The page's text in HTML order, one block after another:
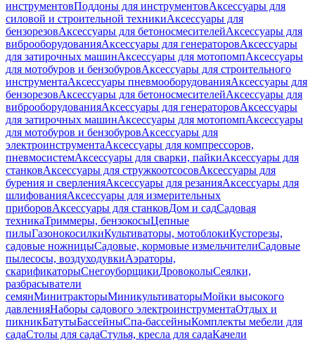
инструментовПоддоны для инструментовАксессуары для
силовой и строительной техникиАксессуары для
бензорезовАксессуары для бетоносмесителейАксессуары для
виброоборудованияАксессуары для генераторовАксессуары
для затирочных машинАксессуары для мотопомпАксессуары
для мотобуров и бензобуровАксессуары для строительного
инструментаАксессуары пневмооборудованияАксессуары для
бензорезовАксессуары для бетоносмесителейАксессуары для
виброоборудованияАксессуары для генераторовАксессуары
для затирочных машинАксессуары для мотопомпАксессуары
для мотобуров и бензобуровАксессуары для
электроинструментаАксессуары для компрессоров,
пневмосистемАксессуары для сварки, пайкиАксессуары для
станковАксессуары для стружкоотсосовАксессуары для
бурения и сверленияАксессуары для резанияАксессуары для
шлифованияАксессуары для измерительных
приборовАксессуары для станковДом и садСадовая
техникаТриммеры, бензокосыЦепные
пилыГазонокосилкиКультиваторы, мотоблокиКусторезы,
садовые ножницыСадовые, кормовые измельчителиСадовые
пылесосы, воздуходувкиАэраторы,
скарификаторыСнегоуборщикиДровоколыСеялки,
разбрасыватели
семянМинитракторыМиникультиваторыМойки высокого
давленияНаборы садового электроинструментаОтдых и
пикникБатутыБассейныСпа-бассейныКомплекты мебели для
садаСтолы для садаСтулья, кресла для садаКачели